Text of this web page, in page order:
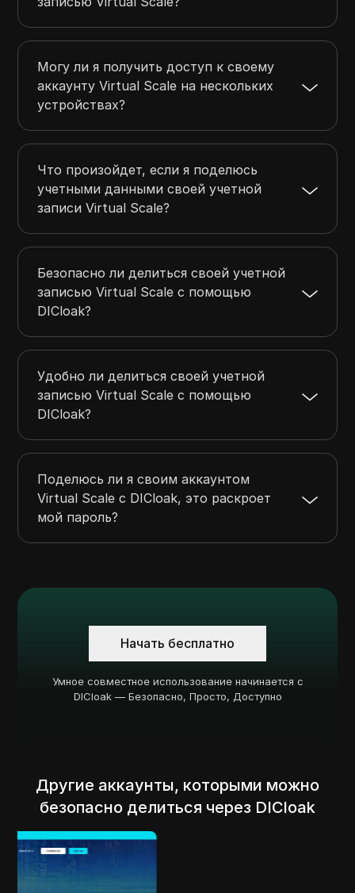
Могу ли я получить доступ к своему
аккаунту Virtual Scale на нескольких
устройствах?
Что произойдет, если я поделюсь
учетными данными своей учетной
записи Virtual Scale?
Безопасно ли делиться своей учетной
записью Virtual Scale с помощью
DICloak?
Удобно ли делиться своей учетной
записью Virtual Scale с помощью
DICloak?
Поделюсь ли я своим аккаунтом
Virtual Scale с DICloak, это раскроет
мой пароль?
Начать бесплатно
Умное совместное использование начинается с
DICloak — Безопасно, Просто, Доступно
Другие аккаунты, которыми можно
безопасно делиться через DICloak